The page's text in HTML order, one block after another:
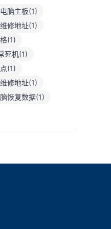
电脑主板(1)
修地址(1)
(1)
死机(1)
(1)
修地址(1)
恢复数据(1)